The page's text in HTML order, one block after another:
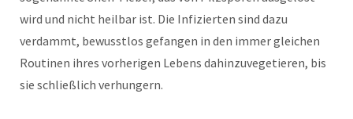
wird und nicht heilbar ist. Die Infizierten sind dazu
verdammt, bewusstlos gefangen in den immer gleichen
Routinen ihres vorherigen Lebens dahinzuvegetieren, bis
sie schließlich verhungern.